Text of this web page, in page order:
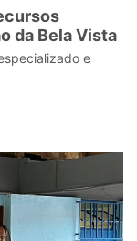
da Bela Vista
e